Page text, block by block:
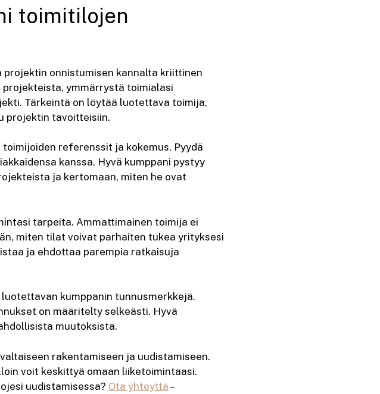
toimitilojen
onnistumisen kannalta kriittinen
ymmärrystä toimialasi
Tärkeintä on löytää luotettava toimija,
projektin tavoitteisiin.
referenssit ja kokemus. Pyydä
kanssa. Hyvä kumppani pystyy
ja kertomaan, miten he ovat
tarpeita. Ammattimainen toimija ei
miten tilat voivat parhaiten tukea yrityksesi
ja ehdottaa parempia ratkaisuja
kumppanin tunnusmerkkejä.
on määritelty selkeästi. Hyvä
muutoksista.
rakentamiseen ja uudistamiseen.
voit keskittyä omaan liiketoimintaasi.
uudistamisessa? Ota yhteyttä –